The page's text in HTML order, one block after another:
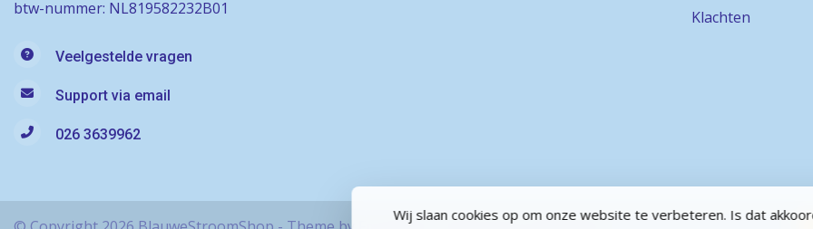
Wij slaan cookies op om onze website te verbeteren. Is dat
btw-nummer: NL819582232B01
Veelgestelde vragen
Support via email
026 3639962
Klachten